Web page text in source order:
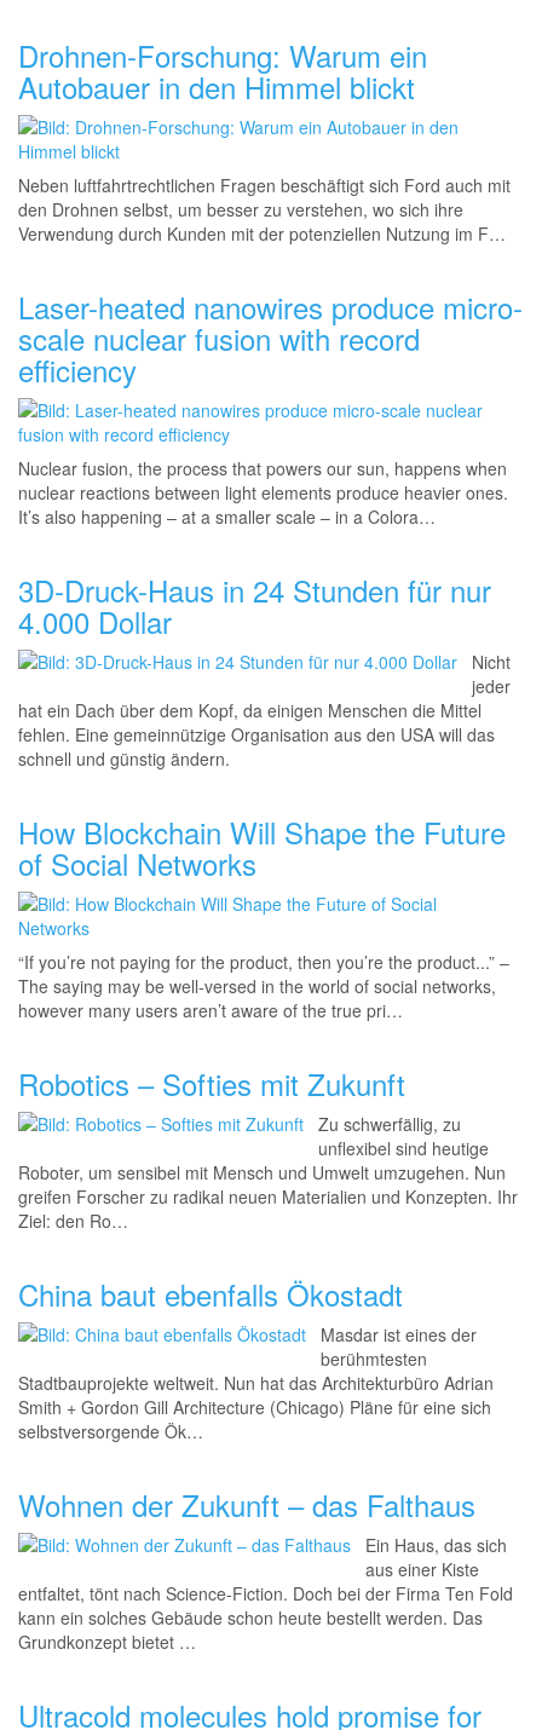
Drohnen-Forschung: Warum ein
Autobauer in den Himmel blickt
Neben luftfahrtrechtlichen Fragen beschäftigt sich Ford auch mit
den Drohnen selbst, um besser zu verstehen, wo sich ihre
Verwendung durch Kunden mit der potenziellen Nutzung im F…
Laser-heated nanowires produce micro-
scale nuclear fusion with record
efficiency
Nuclear fusion, the process that powers our sun, happens when
nuclear reactions between light elements produce heavier ones.
It’s also happening – at a smaller scale – in a Colora…
3D-Druck-Haus in 24 Stunden für nur
4.000 Dollar
Nicht
jeder
hat ein Dach über dem Kopf, da einigen Menschen die Mittel
fehlen. Eine gemeinnützige Organisation aus den USA will das
schnell und günstig ändern.
How Blockchain Will Shape the Future
of Social Networks
“If you’re not paying for the product, then you’re the product...” –
The saying may be well-versed in the world of social networks,
however many users aren’t aware of the true pri…
Robotics – Softies mit Zukunft
Zu schwerfällig, zu
unflexibel sind heutige
Roboter, um sensibel mit Mensch und Umwelt umzugehen. Nun
greifen Forscher zu radikal neuen Materialien und Konzepten. Ihr
Ziel: den Ro…
China baut ebenfalls Ökostadt
Masdar ist eines der
berühmtesten
Stadtbauprojekte weltweit. Nun hat das Architekturbüro Adrian
Smith + Gordon Gill Architecture (Chicago) Pläne für eine sich
selbstversorgende Ök…
Wohnen der Zukunft – das Falthaus
Ein Haus, das sich
aus einer Kiste
entfaltet, tönt nach Science-Fiction. Doch bei der Firma Ten Fold
kann ein solches Gebäude schon heute bestellt werden. Das
Grundkonzept bietet …
Ultracold molecules hold promise for